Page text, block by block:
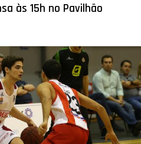
às 15h no Pavilhão